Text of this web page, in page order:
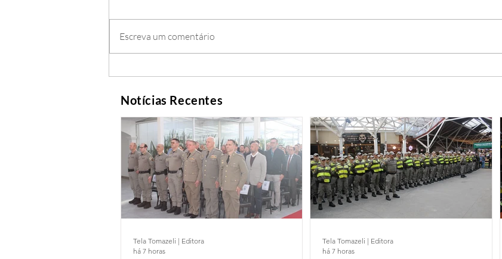
Escreva um comentário
Notícias Recentes
Tela Tomazeli | Editora
há 7 horas
Tela Tomazeli | Editora
há 7 horas